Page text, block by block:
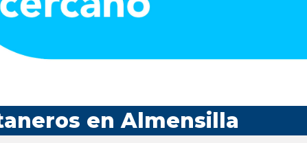
en Almensilla